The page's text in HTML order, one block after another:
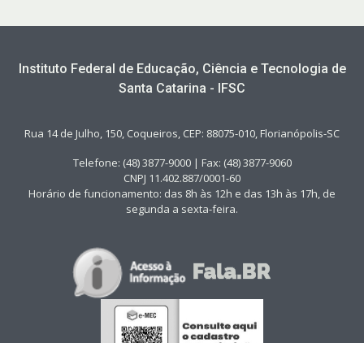
Instituto Federal de Educação, Ciência e Tecnologia de
Santa Catarina - IFSC
Rua 14 de Julho, 150, Coqueiros, CEP: 88075-010, Florianópolis-SC
Telefone: (48) 3877-9000 | Fax: (48) 3877-9060
CNPJ 11.402.887/0001-60
Horário de funcionamento: das 8h às 12h e das 13h às 17h, de
segunda a sexta-feira.